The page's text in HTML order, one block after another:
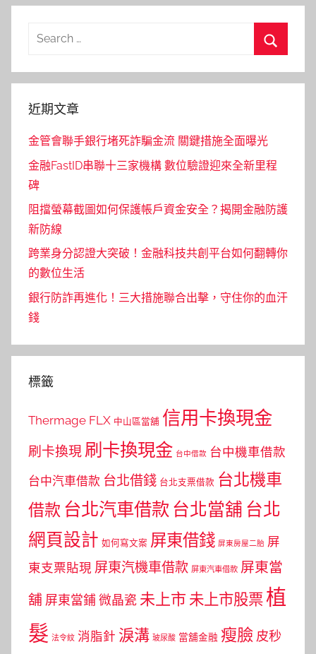
Search
近期文章
金管會聯手銀行堵死詐騙金流 關鍵措施全面曝光
金融FastID串聯十三家機構 數位驗證迎來全新里程
碑
阻擋螢幕截圖如何保護帳戶資金安全？揭開金融防護
新防線
跨業身分認證大突破！金融科技共創平台如何翻轉你
的數位生活
銀行防詐再進化！三大措施聯合出擊，守住你的血汗
錢
標籤
Thermage FLX 中山區當舖 信用卡換現金
刷卡換現 刷卡換現金 台中借款 台中機車借款
台中汽車借款 台北借錢 台北支票借款 台北機車
借款 台北汽車借款 台北當舖 台北
網頁設計 如何寫文案 屏東借錢 屏東房屋二胎 屏
東支票貼現 屏東汽機車借款 屏東汽車借款 屏東當
舖 屏東當鋪 微晶瓷 未上市 未上市股票植
髮 法令紋 消脂針 淚溝 玻尿酸 當舖金融 瘦臉 皮秒